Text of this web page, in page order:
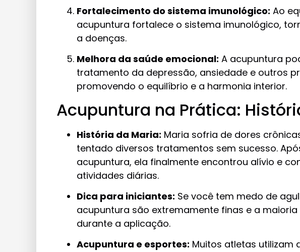
Fortalecimento do sistema imunológico: Ao
acupuntura fortalece o sistema imunológico,
a doenças.
Melhora da saúde emocional: A acupuntura
tratamento da depressão, ansiedade e outros
promovendo o equilíbrio e a harmonia interior.
Acupuntura na Prática:
História da Maria: Maria sofria de dores
tentado diversos tratamentos sem sucesso.
acupuntura, ela finalmente encontrou alívio e
atividades diárias.
Dica para iniciantes: Se você tem medo de
acupuntura são extremamente finas e a
durante a aplicação.
Acupuntura e esportes: Muitos atletas utilizam